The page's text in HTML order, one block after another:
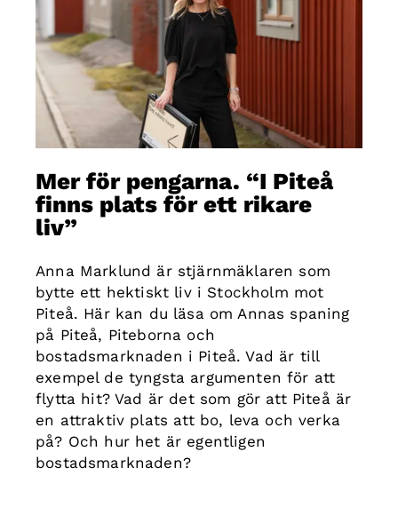
Mer för pengarna. “I Piteå
finns plats för ett rikare
liv”
Anna Marklund är stjärnmäklaren som
bytte ett hektiskt liv i Stockholm mot
Piteå. Här kan du läsa om Annas spaning
på Piteå, Piteborna och
bostadsmarknaden i Piteå. Vad är till
exempel de tyngsta argumenten för att
flytta hit? Vad är det som gör att Piteå är
en attraktiv plats att bo, leva och verka
på? Och hur het är egentligen
bostadsmarknaden?